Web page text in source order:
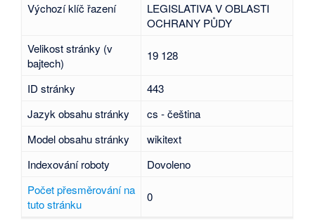
Výchozí klíč řazení
LEGISLATIVA V OBLASTI
OCHRANY PŮDY
Velikost stránky (v
bajtech)
19 128
ID stránky
443
Jazyk obsahu stránky
cs - čeština
Model obsahu stránky
wikitext
Indexování roboty
Dovoleno
Počet přesměrování na
tuto stránku
0